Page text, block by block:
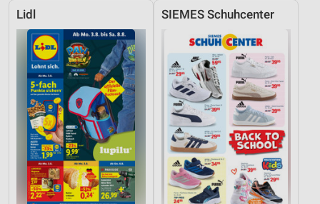
Lidl SIEMES Schuhcenter